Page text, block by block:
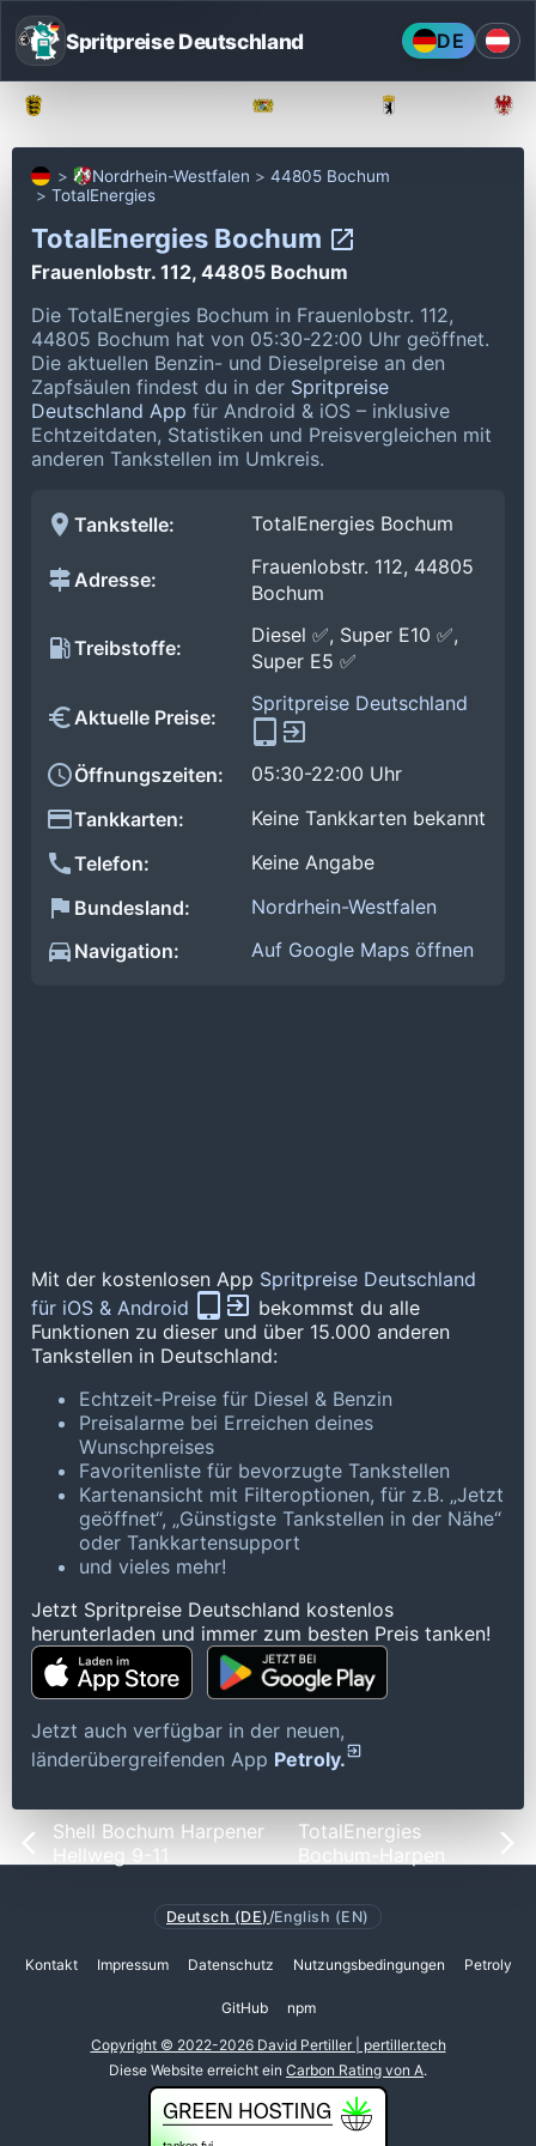
Spritpreise Deutschland DE
Nordrhein-Westfalen
44805 Bochum
TotalEnergies
TotalEnergies Bochum
Frauenlobstr. 112, 44805 Bochum
Die TotalEnergies Bochum in Frauenlobstr. 112,
44805 Bochum hat von 05:30-22:00 Uhr geöffnet.
Die aktuellen Benzin- und Dieselpreise an den
Zapfsäulen findest du in der Spritpreise
Deutschland App für Android & iOS – inklusive
Echtzeitdaten, Statistiken und Preisvergleichen mit
anderen Tankstellen im Umkreis.
Tankstelle: TotalEnergies Bochum
Adresse:
Frauenlobstr. 112, 44805
Bochum
Treibstoffe:
Diesel ✅, Super E10 ✅,
Super E5 ✅
Aktuelle Preise:
Spritpreise Deutschland
Öffnungszeiten:
05:30-22:00 Uhr
Tankkarten:
Keine Tankkarten bekannt
Telefon:
Keine Angabe
Bundesland:
Nordrhein-Westfalen
Navigation:
Auf Google Maps öffnen
Mit der kostenlosen App Spritpreise Deutschland
für iOS & Android
bekommst du alle
Funktionen zu dieser und über 15.000 anderen
Tankstellen in Deutschland:
Echtzeit-Preise für Diesel & Benzin
Preisalarme bei Erreichen deines
Wunschpreises
Favoritenliste für bevorzugte Tankstellen
Kartenansicht mit Filteroptionen, für z.B. „Jetzt
geöffnet“, „Günstigste Tankstellen in der Nähe“
oder Tankkartensupport
und vieles mehr!
Jetzt Spritpreise Deutschland kostenlos
herunterladen und immer zum besten Preis tanken!
Jetzt auch verfügbar in der neuen,
länderübergreifenden App Petroly.
Shell Bochum Harpener
Hellweg 9-11
TotalEnergies
Bochum-Harpen
Deutsch (DE) /English (EN)
Kontakt Impressum Datenschutz Nutzungsbedingungen Petroly
GitHub npm
Copyright © 2022-2026 David Pertiller | pertiller.tech
Diese Website erreicht ein Carbon Rating von A.